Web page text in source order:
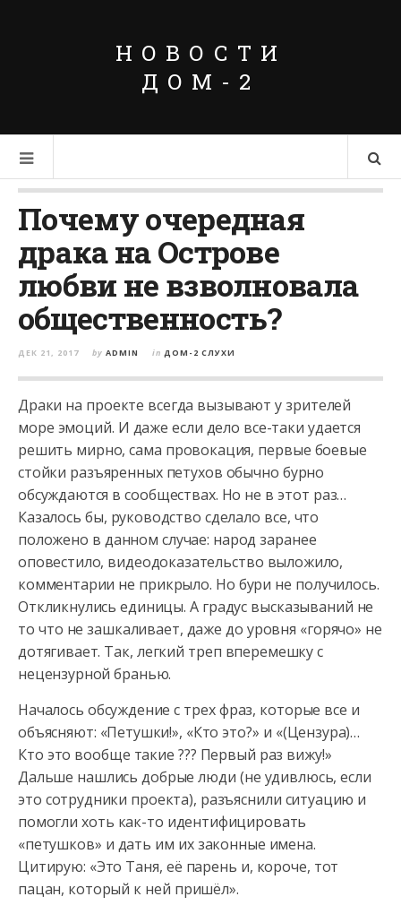
НОВОСТИ
ДОМ-2
Почему очередная
драка на Острове
любви не взволновала
общественность?
ДЕК 21, 2017 by ADMIN in ДОМ-2 СЛУХИ
Драки на проекте всегда вызывают у зрителей
море эмоций. И даже если дело все-таки удается
решить мирно, сама провокация, первые боевые
стойки разъяренных петухов обычно бурно
обсуждаются в сообществах. Но не в этот раз…
Казалось бы, руководство сделало все, что
положено в данном случае: народ заранее
оповестило, видеодоказательство выложило,
комментарии не прикрыло. Но бури не получилось.
Откликнулись единицы. А градус высказываний не
то что не зашкаливает, даже до уровня «горячо» не
дотягивает. Так, легкий треп вперемешку с
нецензурной бранью.
Началось обсуждение с трех фраз, которые все и
объясняют: «Петушки!», «Кто это?» и «(Цензура)…
Кто это вообще такие ??? Первый раз вижу!»
Дальше нашлись добрые люди (не удивлюсь, если
это сотрудники проекта), разъяснили ситуацию и
помогли хоть как-то идентифицировать
«петушков» и дать им их законные имена.
Цитирую: «Это Таня, её парень и, короче, тот
пацан, который к ней пришёл».